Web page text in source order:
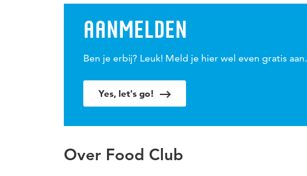
AANMELDEN
Ben je erbij? Leuk! Meld je hier wel even gratis aan.
Yes, let's go!
Over Food Club